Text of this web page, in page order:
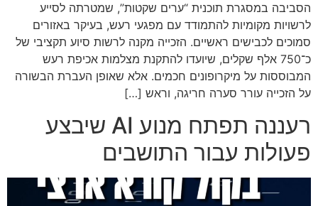
הסביבה במסגרת תוכנית “ערים שקטות”, שמטרתה לסייע
לרשויות מקומיות להתמודד עם מפגעי רעש, בעיקר באזורים
סמוכים לכבישים ראשיים. הזכייה מקנה לרשות סיוע תקציבי של
כ־750 אלף שקלים, שיועדו להתקנת מצלמות אכיפת רעש
המבוססות על מיקרופונים חכמים. אלא שאופן העברת הבשורה
על הזכייה עורר סערה חריגה, וראש […]
רעננה תפתח מנוע AI שיבצע
פעולות עבור התושבים